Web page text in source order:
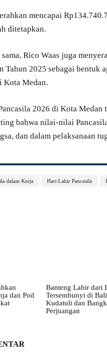
mencapai
ditetapkan.
Rico Waas juga
Tahun 2025 sebagai bentuk
Kota Medan.
2026 di Kota
bahwa nilai-nilai
dan dalam pelaksanaan
dalam Kerja Hari Lahir Pancasila
dan Pod
Banteng Lahir dari
Tersembunyi di
Kudatuli dan
Perjuangan